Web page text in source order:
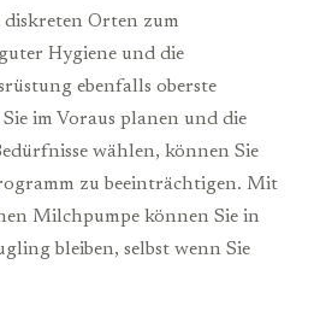
diskreten Orten zum
Hygiene und die
ebenfalls oberste
im Voraus planen und die
wählen, können Sie
zu beeinträchtigen. Mit
Milchpumpe können Sie in
bleiben, selbst wenn Sie